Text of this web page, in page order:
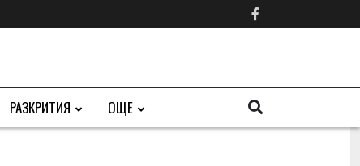
РАЗКРИТИЯ ОЩЕ